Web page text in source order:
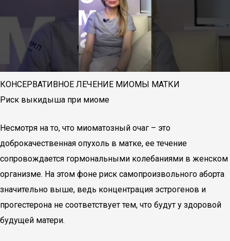
КОНСЕРВАТИВНОЕ ЛЕЧЕНИЕ МИОМЫ МАТКИ
Риск выкидыша при миоме
Несмотря на то, что миоматозный очаг – это
доброкачественная опухоль в матке, ее течение
сопровождается гормональными колебаниями в женском
организме. На этом фоне риск самопроизвольного аборта
значительно выше, ведь концентрация эстрогенов и
прогестерона не соответствует тем, что будут у здоровой
будущей матери.